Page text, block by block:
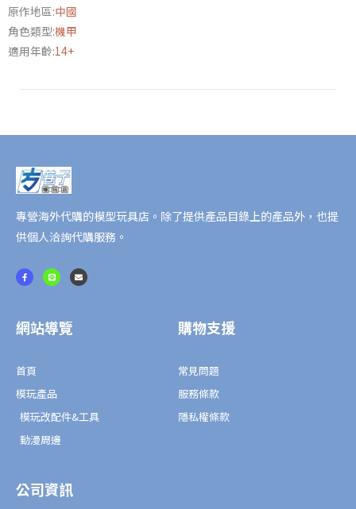
鬥
型
特
數
原作地區:中國
角色類型:機甲
適用年齡:14+
專營海外代購的模型玩具店。除了提供產品目錄上的產品外，也提
供個人洽詢代購服務。
F
a
c
k
-
L
i
n
E
n
v
網站導覽
首頁
模玩產品
模玩改配件&工具
動漫周邊
購物支援
常見問題
服務條款
隱私權條款
公司資訊